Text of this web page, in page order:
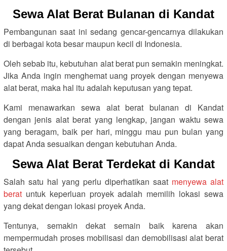
Sewa Alat Berat Bulanan di Kandat
Pembangunan saat ini sedang gencar-gencarnya dilakukan
di berbagai kota besar maupun kecil di Indonesia.
Oleh sebab itu, kebutuhan alat berat pun semakin meningkat.
Jika Anda ingin menghemat uang proyek dengan menyewa
alat berat, maka hal itu adalah keputusan yang tepat.
Kami menawarkan sewa alat berat bulanan di Kandat
dengan jenis alat berat yang lengkap, jangan waktu sewa
yang beragam, baik per hari, minggu mau pun bulan yang
dapat Anda sesuaikan dengan kebutuhan Anda.
Sewa Alat Berat Terdekat di Kandat
Salah satu hal yang perlu diperhatikan saat menyewa alat
berat untuk keperluan proyek adalah memilih lokasi sewa
yang dekat dengan lokasi proyek Anda.
Tentunya, semakin dekat semain baik karena akan
mempermudah proses mobilisasi dan demobilisasi alat berat